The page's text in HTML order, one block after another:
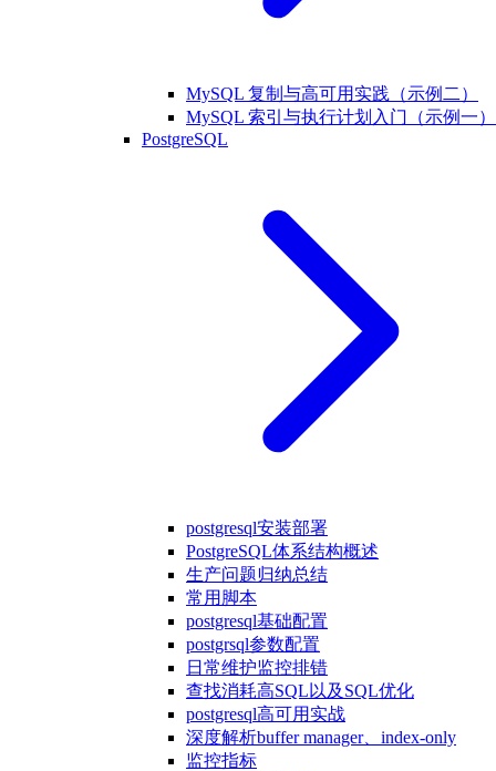
MySQL 复制与高可用实践（示例二）
MySQL 索引与执行计划入门（示例一）
PostgreSQL
postgresql安装部署
PostgreSQL体系结构概述
生产问题归纳总结
常用脚本
postgresql基础配置
postgrsql参数配置
日常维护监控排错
查找消耗高SQL以及SQL优化
postgresql高可用实战
深度解析buffer manager、index-only
监控指标